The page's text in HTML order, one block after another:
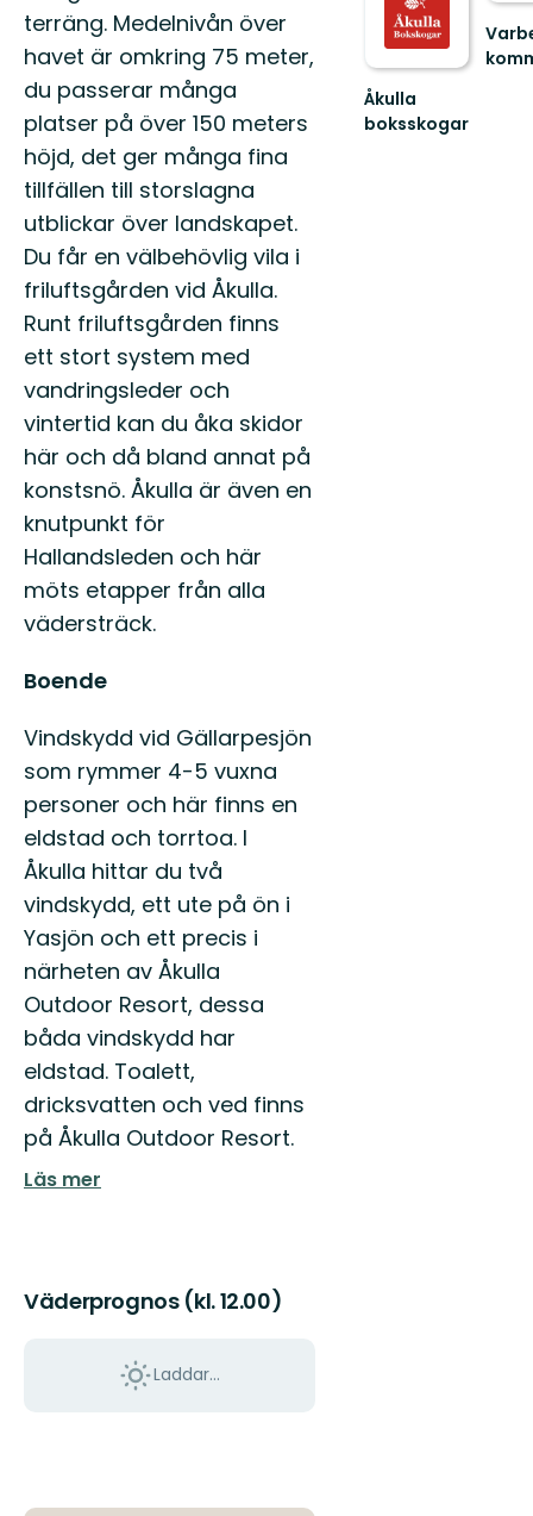
terräng. Medelnivån över
havet är omkring 75 meter,
du passerar många
platser på över 150 meters
höjd, det ger många fina
tillfällen till storslagna
utblickar över landskapet.
Du får en välbehövlig vila i
friluftsgården vid Åkulla.
Runt friluftsgården finns
ett stort system med
vandringsleder och
vintertid kan du åka skidor
här och då bland annat på
konstsnö. Åkulla är även en
knutpunkt för
Hallandsleden och här
möts etapper från alla
vädersträck.
Boende
Vindskydd vid Gällarpesjön
som rymmer 4-5 vuxna
personer och här finns en
eldstad och torrtoa. I
Åkulla hittar du två
vindskydd, ett ute på ön i
Yasjön och ett precis i
närheten av Åkulla
Outdoor Resort, dessa
båda vindskydd har
eldstad. Toalett,
dricksvatten och ved finns
på Åkulla Outdoor Resort.
Läs mer
Väderprognos (kl. 12.00)
Laddar...
Åkulla
boksskogar